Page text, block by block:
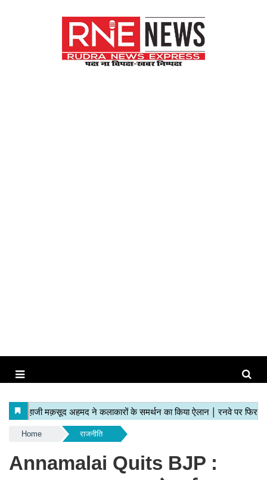
Home राजनीति
Annamalai Quits BJP :